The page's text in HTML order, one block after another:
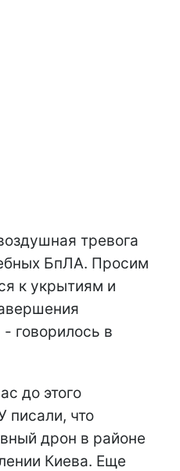
тревога
БпЛА. Просим
к укрытиям и
говорилось в
до этого
писали, что
дрон в районе
Киева. Еще